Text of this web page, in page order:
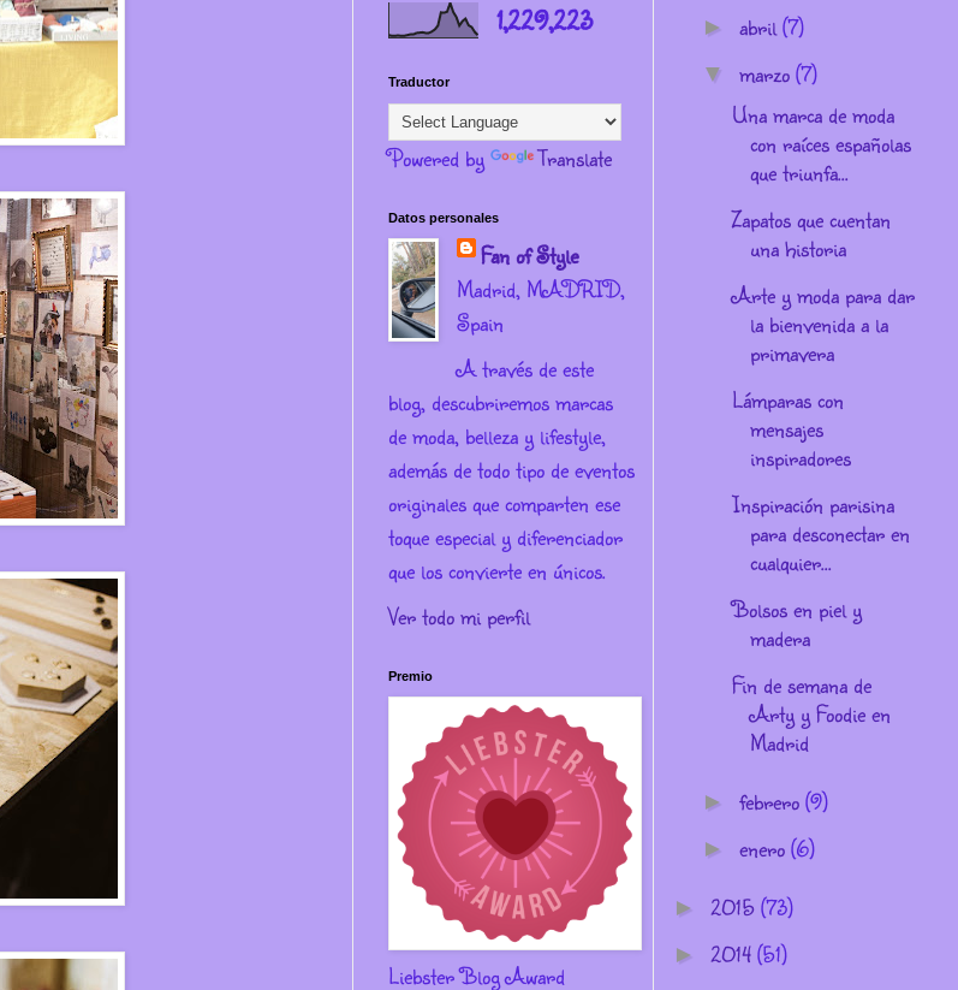
1,229,223
Traductor
Powered by Translate
Datos personales
Fan of Style
Madrid, MADRID,
Spain
A través de este
blog, descubriremos marcas
de moda, belleza y lifestyle,
además de todo tipo de eventos
originales que comparten ese
toque especial y diferenciador
que los convierte en únicos.
Ver todo mi perfil
Premio
Liebster Blog Award
► abril(7)
▼ marzo(7)
Una marca de moda
con raíces españolas
que triunfa...
Zapatos que cuentan
una historia
Arte y moda para dar
la bienvenida a la
primavera
Lámparas con
mensajes
inspiradores
Inspiración parisina
para desconectar en
cualquier...
Bolsos en piel y
madera
Fin de semana de
Arty y Foodie en
Madrid
► febrero(9)
► enero(6)
► 2015(73)
► 2014(51)